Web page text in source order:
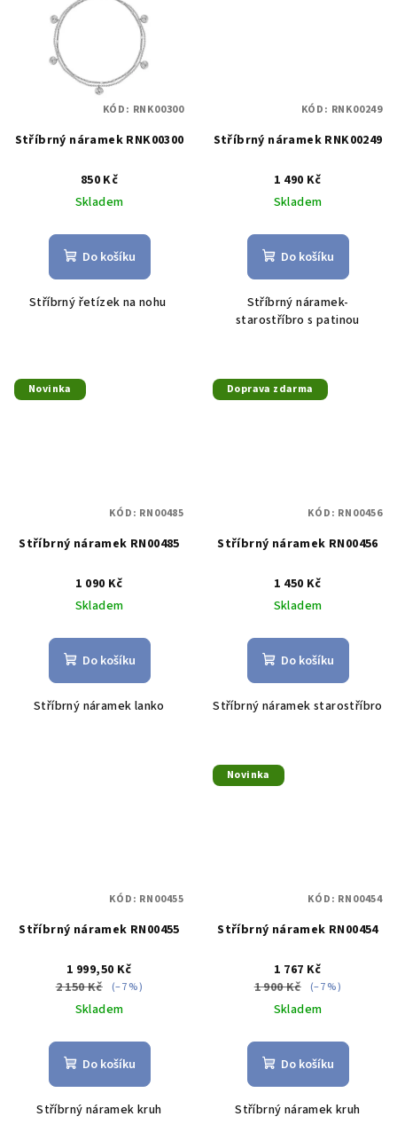
Stříbrný náramek RNK00300
850 Kč
Skladem
Do košíku
Stříbrný řetízek na nohu
KÓD: RNK00300
Stříbrný náramek RNK00249
1 490 Kč
Skladem
Do košíku
Stříbrný náramek-
starostříbro s patinou
KÓD: RNK00249
Novinka
Stříbrný náramek RN00485
1 090 Kč
Skladem
Do košíku
Stříbrný náramek lanko
KÓD: RN00485
Doprava zdarma
Stříbrný náramek RN00456
1 450 Kč
Skladem
Do košíku
Stříbrný náramek starostříbro
KÓD: RN00456
Stříbrný náramek RN00455
1 999,50 Kč
2 150 Kč (–7 %)
Skladem
Do košíku
Stříbrný náramek kruh
KÓD: RN00455
Novinka
Stříbrný náramek RN00454
1 767 Kč
1 900 Kč (–7 %)
Skladem
Do košíku
Stříbrný náramek kruh
KÓD: RN00454